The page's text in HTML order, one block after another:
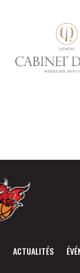
ACTUALITÉS